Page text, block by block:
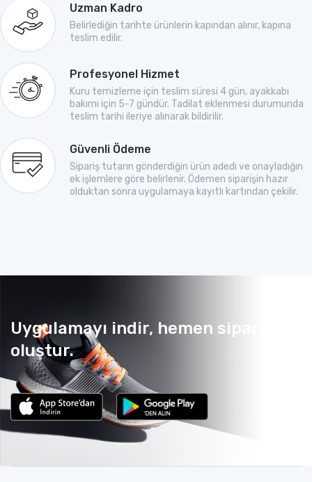
Uzman Kadro
Belirlediğin tarihte ürünlerin kapından alınır, kapına
teslim edilir.
Profesyonel Hizmet
Kuru temizleme için teslim süresi 4 gün, ayakkabı
bakımı için 5-7 gündür. Tadilat eklenmesi durumunda
teslim tarihi ileriye alınarak bildirilir.
Güvenli Ödeme
Sipariş tutarın gönderdiğin ürün adedi ve onayladığın
ek işlemlere göre belirlenir. Ödemen siparişin hazır
olduktan sonra uygulamaya kayıtlı kartından çekilir.
Uygulamayı indir, hemen sipariş
oluştur.